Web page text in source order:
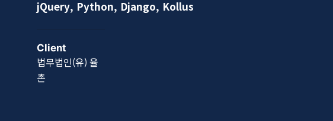
jQuery, Python, Django, Kollus
Client
법무법인(유) 율
촌